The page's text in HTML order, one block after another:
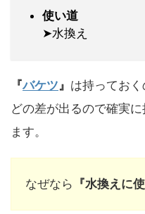
使い道
➤水換え
『バケツ 』 は持ってお
どの差が出るので確実
ます。
なぜなら 『水換えに使